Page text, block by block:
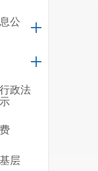
公
政法
层